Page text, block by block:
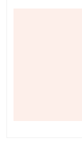
שעולה מתכון חדש לערוץ,